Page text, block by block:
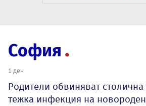
София
1 ден
Родители обвиняват
тежка инфекция на